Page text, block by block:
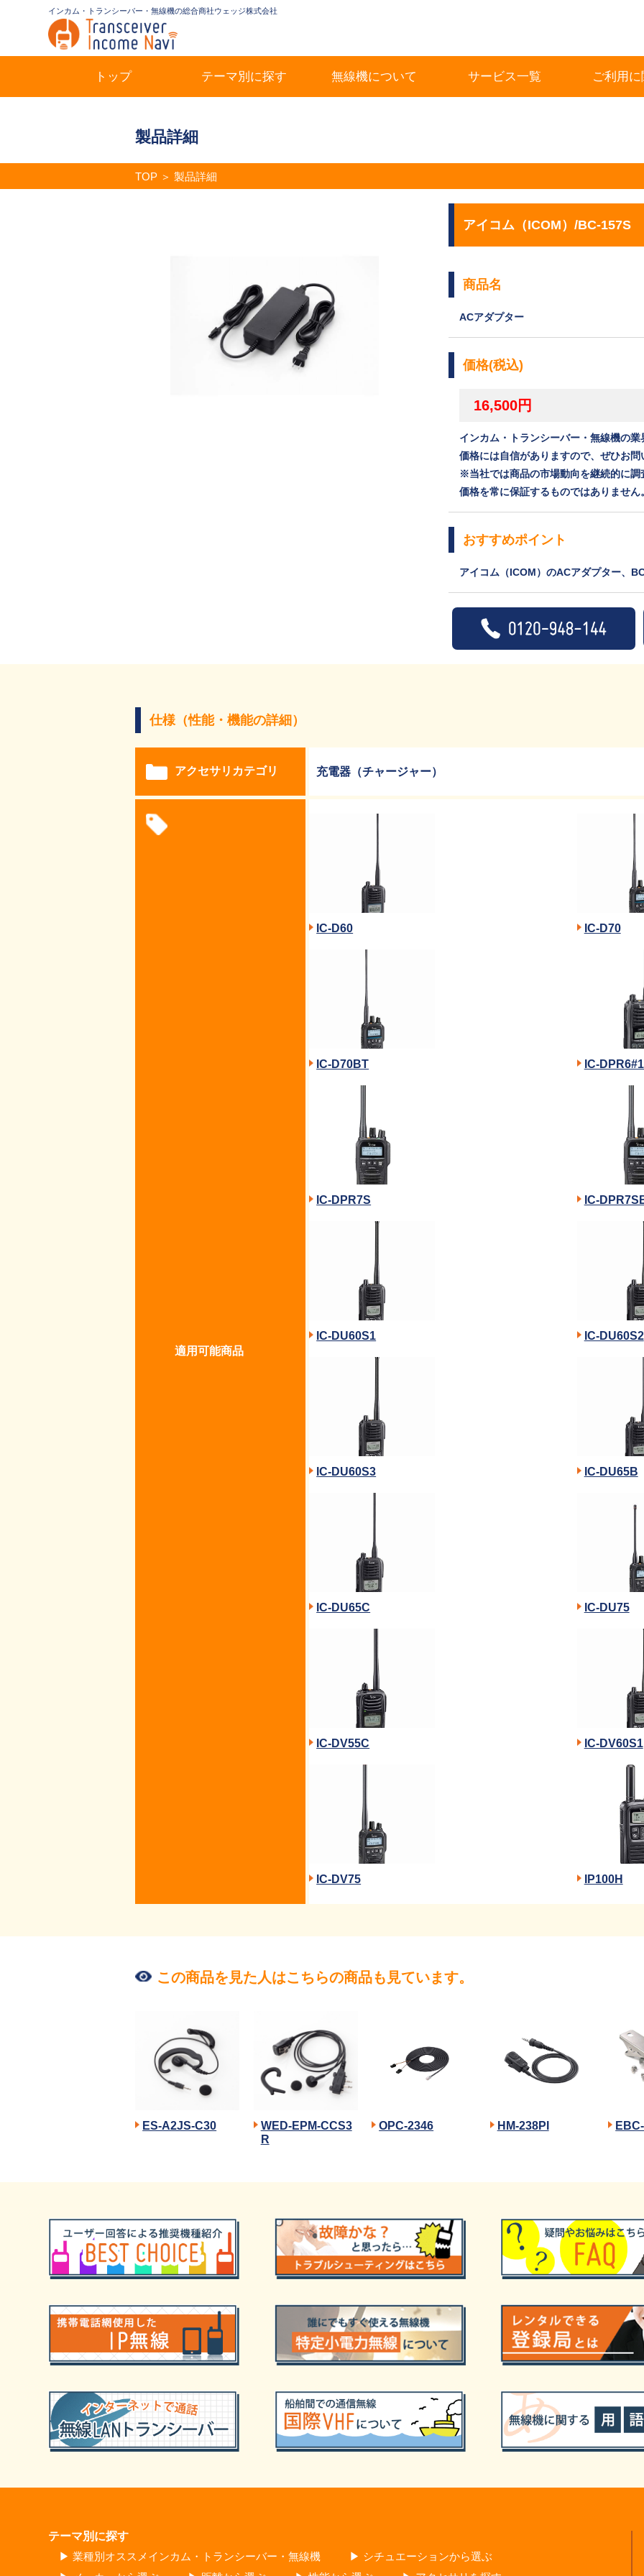
インカム・トランシーバー・無線機の総合商社ウェッジ株式会社
トップ テーマ別に探す 無線機について サービス一覧 ご利用
製品詳細
TOP ＞製品詳細
アイコム（ICOM）/BC-157S
商品名
ACアダプター
価格(税込)
16,500円
インカム・トランシーバー・無線機の
価格には自信がありますので、ぜひお
※当社では商品の市場動向を継続的に
価格を常に保証するものではありません
おすすめポイント
アイコム（ICOM）のACアダプター、
仕様（性能・機能の詳細）
アクセサリカテゴリ 充電器（チャージャー）
適用可能商品
IC-D60 IC-D70
IC-D70BT IC-
IC-DPR7S IC-
IC-DU60S1 IC-DU60S2
IC-DU60S3 IC-DU65B
IC-DU65C IC-DU75
IC-DV55C IC-DV60S1
IC-DV75 IP100H
この商品を見た人はこちらの商品も見ています。
ES-A2JS-C30
WED-EPM-CCS3
R
OPC-2346 HM-238PI
テーマ別に探す
▶ 業種別オススメインカム・トランシーバー・無線機
▶ シチュエーションから選ぶ